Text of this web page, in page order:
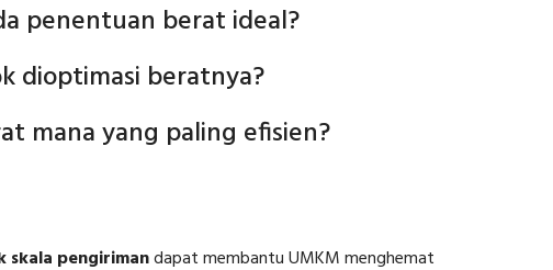
penentuan berat ideal?
dioptimasi beratnya?
mana yang paling efisien?
pengirimandapat membantu UMKM menghemat